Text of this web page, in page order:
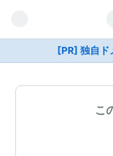
[PR] 独自ド
こ